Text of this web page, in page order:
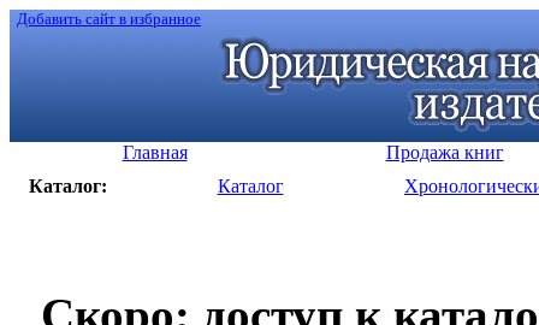
Добавить сайт в избранное
Главная
Продажа книг
Каталог:
Каталог